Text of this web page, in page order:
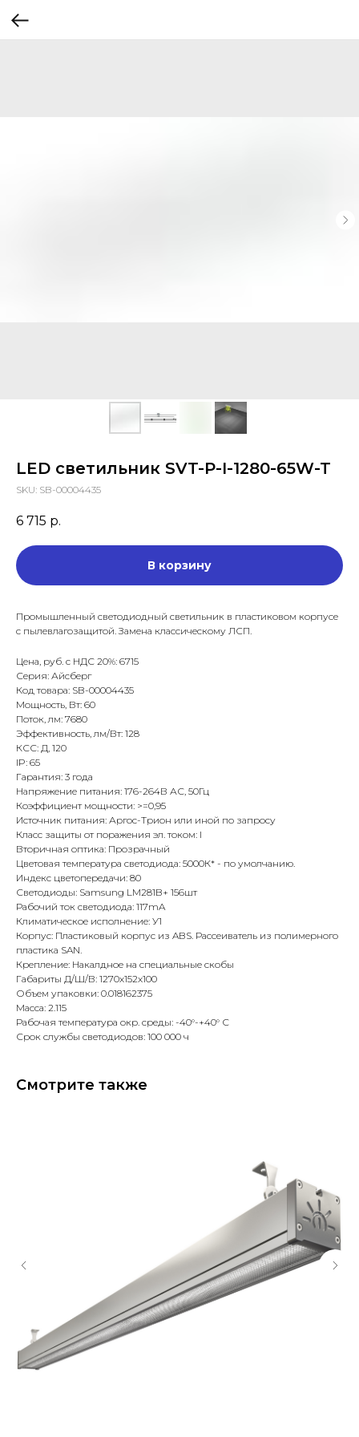
LED светильник SVT-P-I-1280-65W-T
SKU: SB-00004435
6 715 р.
В корзину
Промышленный светодиодный светильник в пластиковом корпусе
с пылевлагозащитой. Замена классическому ЛСП.
Цена, руб. с НДС 20%: 6715
Серия: Айсберг
Код товара: SB-00004435
Мощность, Вт: 60
Поток, лм: 7680
Эффективность, лм/Вт: 128
КСС: Д, 120
IP: 65
Гарантия: 3 года
Напряжение питания: 176-264В АС, 50Гц
Коэффициент мощности: >=0,95
Источник питания: Аргос-Трион или иной по запросу
Класс защиты от поражения эл. током: I
Вторичная оптика: Прозрачный
Цветовая температура светодиода: 5000К* - по умолчанию.
Индекс цветопередачи: 80
Светодиоды: Samsung LM281B+ 156шт
Рабочий ток светодиода: 117mA
Климатическое исполнение: У1
Корпус: Пластиковый корпус из ABS. Рассеиватель из полимерного
пластика SAN.
Крепление: Накалдное на специальные скобы
Габариты Д/Ш/В: 1270х152х100
Объем упаковки: 0.018162375
Масса: 2.115
Рабочая температура окр. среды: -40°-+40° С
Срок службы светодиодов: 100 000 ч
Смотрите также